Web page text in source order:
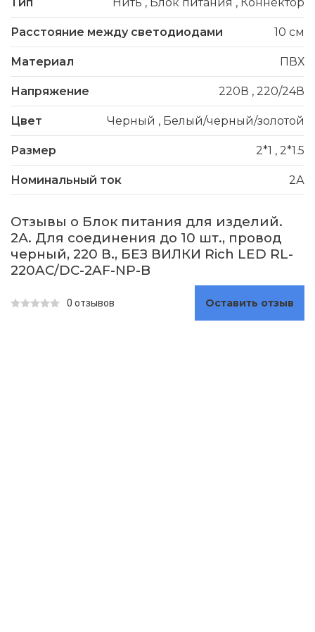
Расстояние между светодиодами 10 см
Материал ПВХ
Напряжение 220В , 220/24В
Цвет Черный , Белый/черный/золотой
Размер 2*1 , 2*1.5
Номинальный ток 2А
Отзывы о Блок питания для изделий.
2А. Для соединения до 10 шт., провод
черный, 220 В., БЕЗ ВИЛКИ Rich LED RL-
220AC/DC-2AF-NP-B
0 отзывов Оставить отзыв